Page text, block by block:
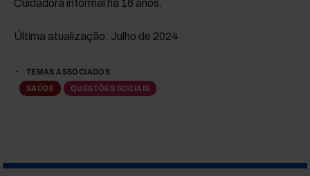
Cuidadora informal há 16 anos.
Última atualização: Julho de 2024
TEMAS ASSOCIADOS
SAÚDE
QUESTÕES SOCIAIS